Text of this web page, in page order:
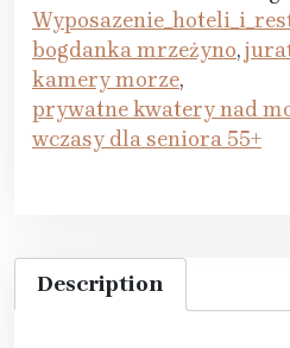
bogdanka mrzeżyno,
kamery morze,
prywatne kwatery nad
wczasy dla seniora 55+
Description